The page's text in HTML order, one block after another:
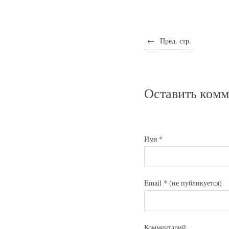
← Пред. стр.
Оставить
Имя *
Email * (не публикуется)
Комментарий